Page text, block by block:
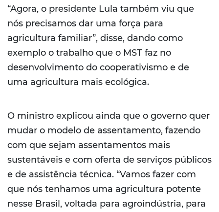
“Agora, o presidente Lula também viu que
nós precisamos dar uma força para
agricultura familiar”, disse, dando como
exemplo o trabalho que o MST faz no
desenvolvimento do cooperativismo e de
uma agricultura mais ecológica.
O ministro explicou ainda que o governo quer
mudar o modelo de assentamento, fazendo
com que sejam assentamentos mais
sustentáveis e com oferta de serviços públicos
e de assistência técnica. “Vamos fazer com
que nós tenhamos uma agricultura potente
nesse Brasil, voltada para agroindústria, para